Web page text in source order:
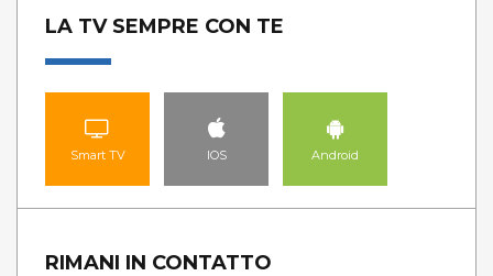
LA TV SEMPRE CON TE
Smart TV IOS Android
RIMANI IN CONTATTO